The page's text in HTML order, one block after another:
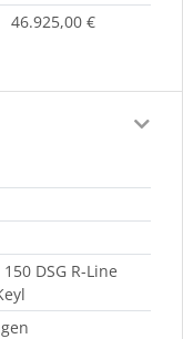
46.925,00 €
DSG R-Line